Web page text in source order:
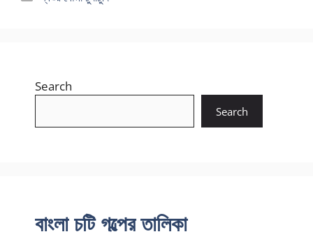
Search
Search
বাংলা চটি গল্পের তালিকা